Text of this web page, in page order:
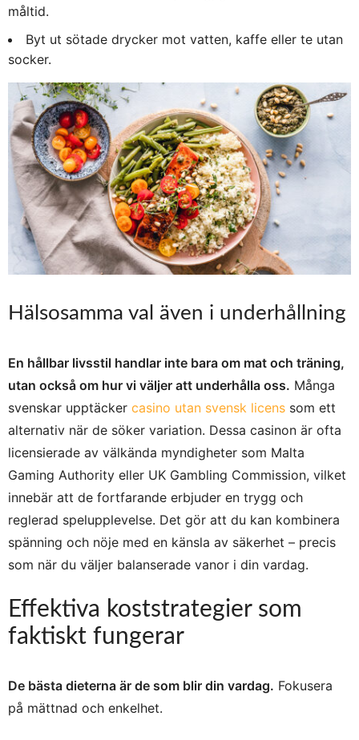
måltid.
Byt ut sötade drycker mot vatten, kaffe eller te utan
socker.
Hälsosamma val även i underhållning
En hållbar livsstil handlar inte bara om mat och träning,
utan också om hur vi väljer att underhålla oss. Många
svenskar upptäcker casino utan svensk licens som ett
alternativ när de söker variation. Dessa casinon är ofta
licensierade av välkända myndigheter som Malta
Gaming Authority eller UK Gambling Commission, vilket
innebär att de fortfarande erbjuder en trygg och
reglerad spelupplevelse. Det gör att du kan kombinera
spänning och nöje med en känsla av säkerhet – precis
som när du väljer balanserade vanor i din vardag.
Effektiva koststrategier som
faktiskt fungerar
De bästa dieterna är de som blir din vardag. Fokusera
på mättnad och enkelhet.